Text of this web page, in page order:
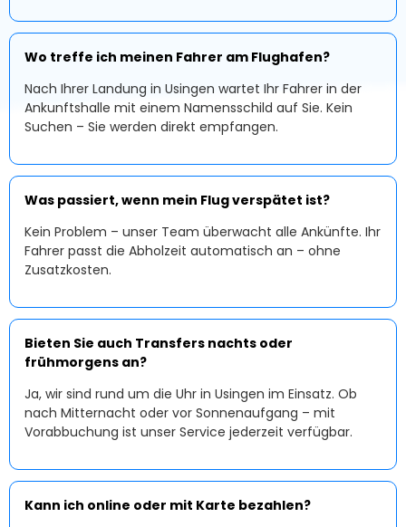
Wo treffe ich meinen Fahrer am Flughafen?
Nach Ihrer Landung in Usingen wartet Ihr Fahrer in der
Ankunftshalle mit einem Namensschild auf Sie. Kein
Suchen – Sie werden direkt empfangen.
Was passiert, wenn mein Flug verspätet ist?
Kein Problem – unser Team überwacht alle Ankünfte. Ihr
Fahrer passt die Abholzeit automatisch an – ohne
Zusatzkosten.
Bieten Sie auch Transfers nachts oder
frühmorgens an?
Ja, wir sind rund um die Uhr in Usingen im Einsatz. Ob
nach Mitternacht oder vor Sonnenaufgang – mit
Vorabbuchung ist unser Service jederzeit verfügbar.
Kann ich online oder mit Karte bezahlen?